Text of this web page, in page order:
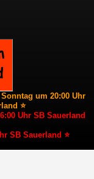
um 20:00 Uhr
⭐
Uhr SB Sauerland
SB Sauerland ⭐